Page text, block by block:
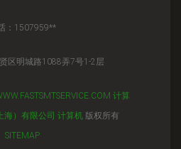
：1507959**
区明城路1088弄7号1-2层
计算
海）有限公司 计算机版权所有
SITEMAP